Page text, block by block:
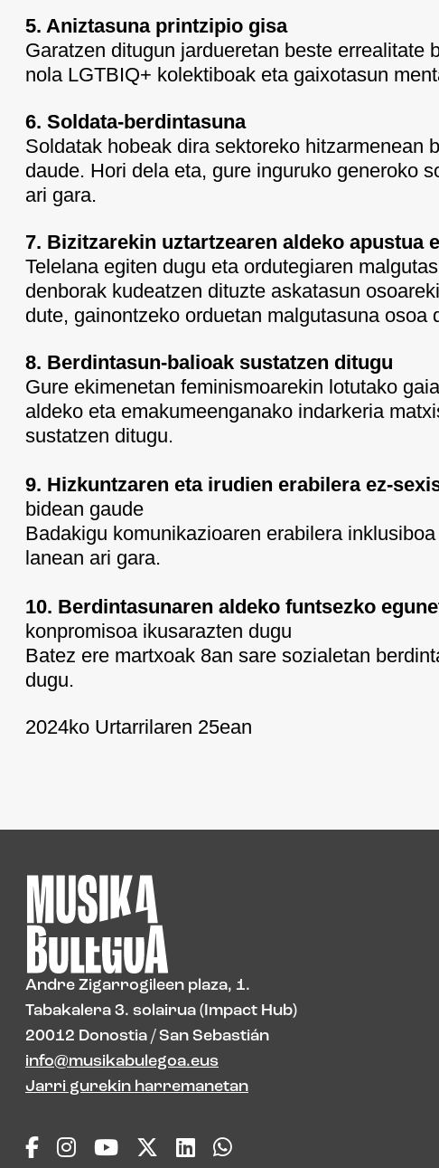
5. Aniztasuna printzipio gisa
Garatzen ditugun jardueretan beste errealitate
nola LGTBIQ+ kolektiboak eta gaixotasun
6. Soldata-berdintasuna
Soldatak hobeak dira sektoreko hitzarmenean
daude. Hori dela eta, gure inguruko generoko
ari gara.
7. Bizitzarekin uztartzearen aldeko apustua
Telelana egiten dugu eta ordutegiaren
denborak kudeatzen dituzte askatasun
dute, gainontzeko orduetan malgutasuna osoa
8. Berdintasun-balioak sustatzen ditugu
Gure ekimenetan feminismoarekin lotutako
aldeko eta emakumeenganako indarkeria
sustatzen ditugu.
9. Hizkuntzaren eta irudien erabilera ez-
bidean gaude
Badakigu komunikazioaren erabilera
lanean ari gara.
10. Berdintasunaren aldeko funtsezko
konpromisoa ikusarazten dugu
Batez ere martxoak 8an sare sozialetan
dugu.
2024ko Urtarrilaren 25ean
Andre Zigarrogileen plaza, 1.
Tabakalera 3. solairua (Impact Hub)
20012 Donostia / San Sebastián
info@musikabulegoa.eus
Jarri gurekin harremanetan